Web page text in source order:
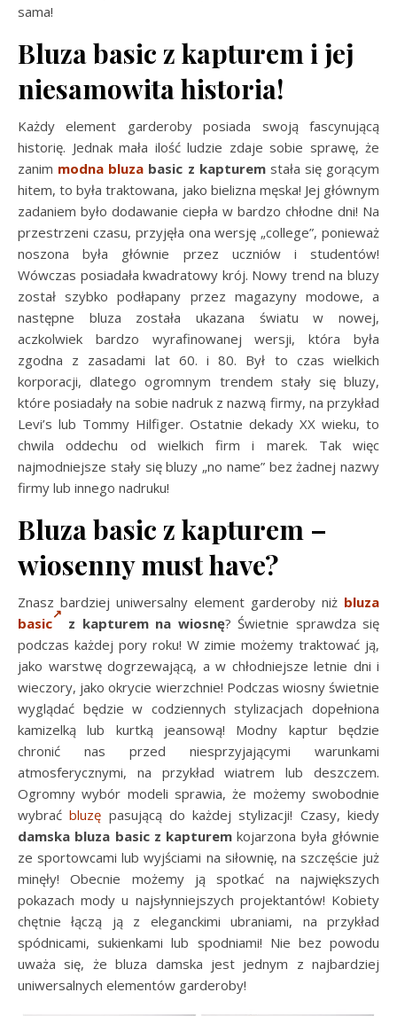
sama!
Bluza basic z kapturem i jej
niesamowita historia!
Każdy element garderoby posiada swoją fascynującą
historię. Jednak mała ilość ludzie zdaje sobie sprawę, że
zanim modna bluza basic z kapturemstała się gorącym
hitem, to była traktowana, jako bielizna męska! Jej głównym
zadaniem było dodawanie ciepła w bardzo chłodne dni! Na
przestrzeni czasu, przyjęła ona wersję „college”, ponieważ
noszona była głównie przez uczniów i studentów!
Wówczas posiadała kwadratowy krój. Nowy trend na bluzy
został szybko podłapany przez magazyny modowe, a
następne bluza została ukazana światu w nowej,
aczkolwiek bardzo wyrafinowanej wersji, która była
zgodna z zasadami lat 60. i 80. Był to czas wielkich
korporacji, dlatego ogromnym trendem stały się bluzy,
które posiadały na sobie nadruk z nazwą firmy, na przykład
Levi’s lub Tommy Hilfiger. Ostatnie dekady XX wieku, to
chwila oddechu od wielkich firm i marek. Tak więc
najmodniejsze stały się bluzy „no name” bez żadnej nazwy
firmy lub innego nadruku!
Bluza basic z kapturem –
wiosenny must have?
Znasz bardziej uniwersalny element garderoby niż bluza
basic
z kapturem na wiosnę? Świetnie sprawdza się
podczas każdej pory roku! W zimie możemy traktować ją,
jako warstwę dogrzewającą, a w chłodniejsze letnie dni i
wieczory, jako okrycie wierzchnie! Podczas wiosny świetnie
wyglądać będzie w codziennych stylizacjach dopełniona
kamizelką lub kurtką jeansową! Modny kaptur będzie
chronić nas przed niesprzyjającymi warunkami
atmosferycznymi, na przykład wiatrem lub deszczem.
Ogromny wybór modeli sprawia, że możemy swobodnie
wybraćbluzę pasującą do każdej stylizacji! Czasy, kiedy
damska bluza basic z kapturem kojarzona była głównie
ze sportowcami lub wyjściami na siłownię, na szczęście już
minęły! Obecnie możemy ją spotkać na największych
pokazach mody u najsłynniejszych projektantów! Kobiety
chętnie łączą ją z eleganckimi ubraniami, na przykład
spódnicami, sukienkami lub spodniami! Nie bez powodu
uważa się, że bluza damska jest jednym z najbardziej
uniwersalnych elementów garderoby!